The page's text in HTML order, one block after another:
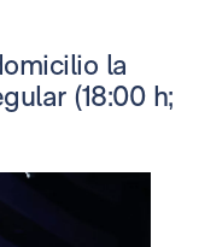
la
(18:00 h;